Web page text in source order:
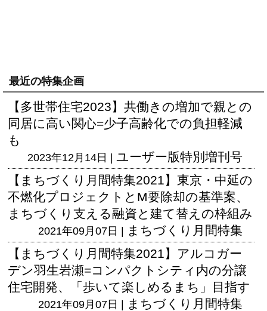
最近の特集企画
【多世帯住宅2023】共働きの増加で親との
同居に高い関心=少子高齢化での負担軽減
も
2023年12月14日 | ユーザー版特別増刊号
【まちづくり月間特集2021】東京・中延の
不燃化プロジェクトとM要除却の基準案、
まちづくり支える融資と建て替えの枠組み
2021年09月07日 | まちづくり月間特集
【まちづくり月間特集2021】アルコガー
デン羽生岩瀬=コンパクトシティ内の分譲
住宅開発、「歩いて楽しめるまち」目指す
2021年09月07日 | まちづくり月間特集